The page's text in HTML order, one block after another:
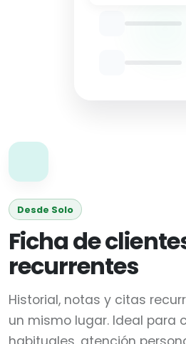
Desde Solo
Ficha de
recurrentes
Historial, notas y citas
un mismo lugar. Ideal para